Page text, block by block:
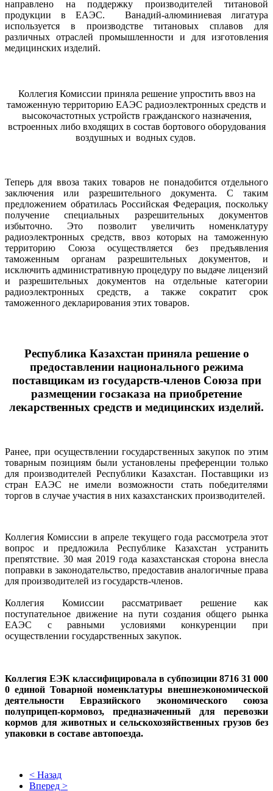
направлено на поддержку производителей титановой
продукции в ЕАЭС. Ванадий-алюминиевая лигатура
используется в производстве титановых сплавов для
различных отраслей промышленности и для изготовления
медицинских изделий.
Коллегия Комиссии приняла решение упростить ввоз на
таможенную территорию ЕАЭС радиоэлектронных средств и
высокочастотных устройств гражданского назначения,
встроенных либо входящих в состав бортового оборудования
воздушных и водных судов.
Теперь для ввоза таких товаров не понадобится отдельного
заключения или разрешительного документа. С таким
предложением обратилась Российская Федерация, поскольку
получение специальных разрешительных документов
избыточно. Это позволит увеличить номенклатуру
радиоэлектронных средств, ввоз которых на таможенную
территорию Союза осуществляется без предъявления
таможенным органам разрешительных документов, и
исключить административную процедуру по выдаче лицензий
и разрешительных документов на отдельные категории
радиоэлектронных средств, а также сократит срок
таможенного декларирования этих товаров.
Республика Казахстан приняла решение о
предоставлении национального режима
поставщикам из государств-членов Союза при
размещении госзаказа на приобретение
лекарственных средств и медицинских изделий.
Ранее, при осуществлении государственных закупок по этим
товарным позициям были установлены преференции только
для производителей Республики Казахстан. Поставщики из
стран ЕАЭС не имели возможности стать победителями
торгов в случае участия в них казахстанских производителей.
Коллегия Комиссии в апреле текущего года рассмотрела этот
вопрос и предложила Республике Казахстан устранить
препятствие. 30 мая 2019 года казахстанская сторона внесла
поправки в законодательство, предоставив аналогичные права
для производителей из государств-членов.
Коллегия Комиссии рассматривает решение как
поступательное движение на пути создания общего рынка
ЕАЭС с равными условиями конкуренции при
осуществлении государственных закупок.
Коллегия ЕЭК классифицировала в субпозиции 8716 31 000
0 единой Товарной номенклатуры внешнеэкономической
деятельности Евразийского экономического союза
полуприцеп-кормовоз, предназначенный для перевозки
кормов для животных и сельскохозяйственных грузов без
упаковки в составе автопоезда.
< Назад
Вперед >